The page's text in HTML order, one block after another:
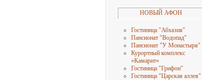
НОВЫЙ АФОН
Гостиница "Абхазия"
Пансионат "Водопад"
Пансионат "У Монастыря"
Курортный комплекс
«Камарит»
Гостиница "Грифон"
Гостиница "Царская аллея"